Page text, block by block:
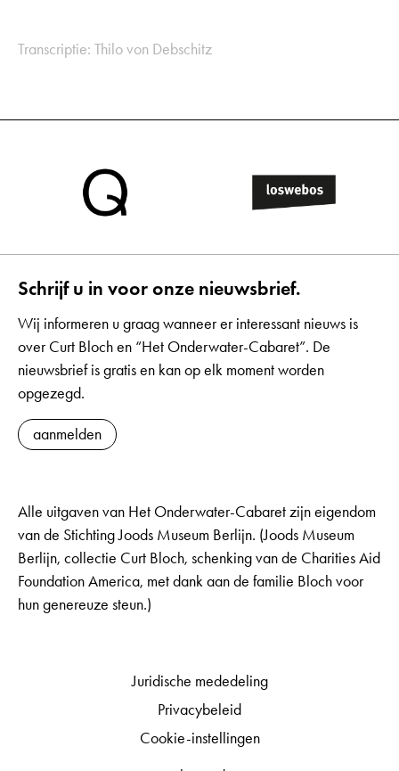
Transcriptie: Thilo von Debschitz
Schrijf u in voor onze nieuwsbrief.
Wij informeren u graag wanneer er interessant nieuws is
over Curt Bloch en “Het Onderwater-Cabaret”. De
nieuwsbrief is gratis en kan op elk moment worden
opgezegd.
aanmelden
Alle uitgaven van Het Onderwater-Cabaret zijn eigendom
van de Stichting Joods Museum Berlijn. (Joods Museum
Berlijn, collectie Curt Bloch, schenking van de Charities Aid
Foundation America, met dank aan de familie Bloch voor
hun genereuze steun.)
Juridische mededeling
Privacybeleid
Cookie-instellingen